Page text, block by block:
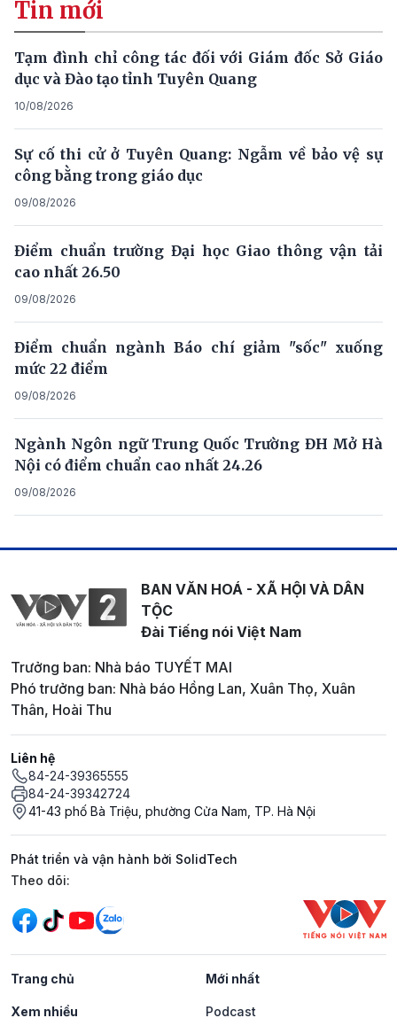
Tin mới
Tạm đình chỉ công tác đối với Giám đốc Sở Giáo
dục và Đào tạo tỉnh Tuyên Quang
10/08/2026
Sự cố thi cử ở Tuyên Quang: Ngẫm về bảo vệ sự
công bằng trong giáo dục
09/08/2026
Điểm chuẩn trường Đại học Giao thông vận tải
cao nhất 26.50
09/08/2026
Điểm chuẩn ngành Báo chí giảm "sốc" xuống
mức 22 điểm
09/08/2026
Ngành Ngôn ngữ Trung Quốc Trường ĐH Mở Hà
Nội có điểm chuẩn cao nhất 24.26
09/08/2026
BAN VĂN HOÁ - XÃ HỘI VÀ DÂN
TỘC
Đài Tiếng nói Việt Nam
Trưởng ban: Nhà báo TUYẾT MAI
Phó trưởng ban: Nhà báo Hồng Lan, Xuân Thọ, Xuân
Thân, Hoài Thu
Liên hệ
84-24-39365555
84-24-39342724
41-43 phố Bà Triệu, phường Cửa Nam, TP. Hà Nội
Phát triển và vận hành bởi SolidTech
Mạng xã hội
Theo dõi:
Trang chủ Mới nhất
Xem nhiều Podcast